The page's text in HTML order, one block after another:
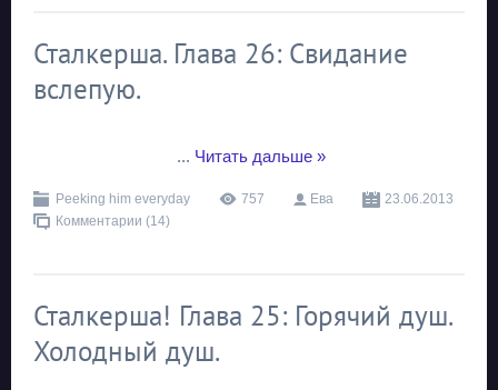
Сталкерша. Глава 26: Свидание
вслепую.
... Читать дальше »
Peeking him everyday 757 Ева
23.06.2013
Комментарии (14)
Сталкерша! Глава 25: Горячий душ.
Холодный душ.